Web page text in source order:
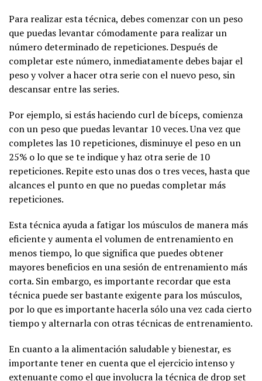
Para realizar esta técnica, debes comenzar con un peso
que puedas levantar cómodamente para realizar un
número determinado de repeticiones. Después de
completar este número, inmediatamente debes bajar el
peso y volver a hacer otra serie con el nuevo peso, sin
descansar entre las series.
Por ejemplo, si estás haciendo curl de bíceps, comienza
con un peso que puedas levantar 10 veces. Una vez que
completes las 10 repeticiones, disminuye el peso en un
25% o lo que se te indique y haz otra serie de 10
repeticiones. Repite esto unas dos o tres veces, hasta que
alcances el punto en que no puedas completar más
repeticiones.
Esta técnica ayuda a fatigar los músculos de manera más
eficiente y aumenta el volumen de entrenamiento en
menos tiempo, lo que significa que puedes obtener
mayores beneficios en una sesión de entrenamiento más
corta. Sin embargo, es importante recordar que esta
técnica puede ser bastante exigente para los músculos,
por lo que es importante hacerla sólo una vez cada cierto
tiempo y alternarla con otras técnicas de entrenamiento.
En cuanto a la alimentación saludable y bienestar, es
importante tener en cuenta que el ejercicio intenso y
extenuante como el que involucra la técnica de drop set